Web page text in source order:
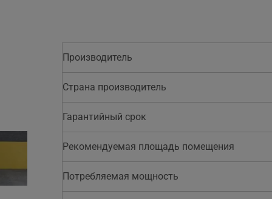
Производитель
Страна производитель
Гарантийный срок
Рекомендуемая площадь помещения
Потребляемая мощность